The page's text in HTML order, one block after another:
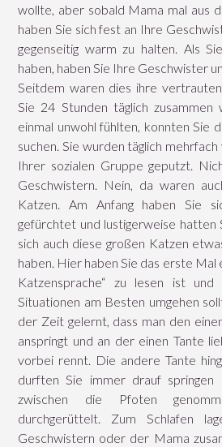
wollte, aber sobald Mama mal aus
haben Sie sich fest an Ihre
gegenseitig warm zu halten. Als
haben, haben Sie Ihre Geschwister
Seitdem waren dies ihre
Sie 24 Stunden täglich zusammen
einmal unwohl fühlten, konnten Sie
suchen. Sie wurden täglich
Ihrer sozialen Gruppe geputzt.
Geschwistern. Nein, da waren
Katzen. Am Anfang haben Sie
gefürchtet und lustigerweise hatten
sich auch diese großen Katzen
haben. Hier haben Sie das erste Mal
Katzensprache“ zu lesen ist
Situationen am Besten umgehen
der Zeit gelernt, dass man den
anspringt und an der einen Tante
vorbei rennt. Die andere Tante
durften Sie immer drauf
zwischen die Pfoten
durchgerüttelt. Zum Schlafen
Geschwistern oder der Mama